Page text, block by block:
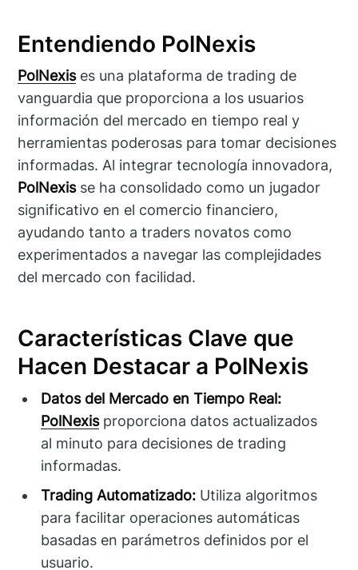
Entendiendo PolNexis
PolNexises una plataforma de trading de
vanguardia que proporciona a los usuarios
información del mercado en tiempo real y
herramientas poderosas para tomar decisiones
informadas. Al integrar tecnología innovadora,
PolNexisse ha consolidado como un jugador
significativo en el comercio financiero,
ayudando tanto a traders novatos como
experimentados a navegar las complejidades
del mercado con facilidad.
Características Clave que
Hacen Destacar a PolNexis
Datos del Mercado en Tiempo Real:
PolNexisproporciona datos actualizados
al minuto para decisiones de trading
informadas.
Trading Automatizado: Utiliza algoritmos
para facilitar operaciones automáticas
basadas en parámetros definidos por el
usuario.